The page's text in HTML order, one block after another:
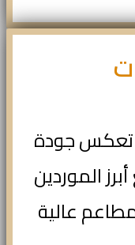
جودة
الموردين
عالية